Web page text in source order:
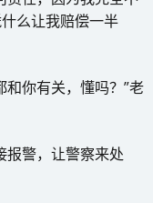
么让我赔偿一半
你有关，懂吗？”老
报警，让警察来处